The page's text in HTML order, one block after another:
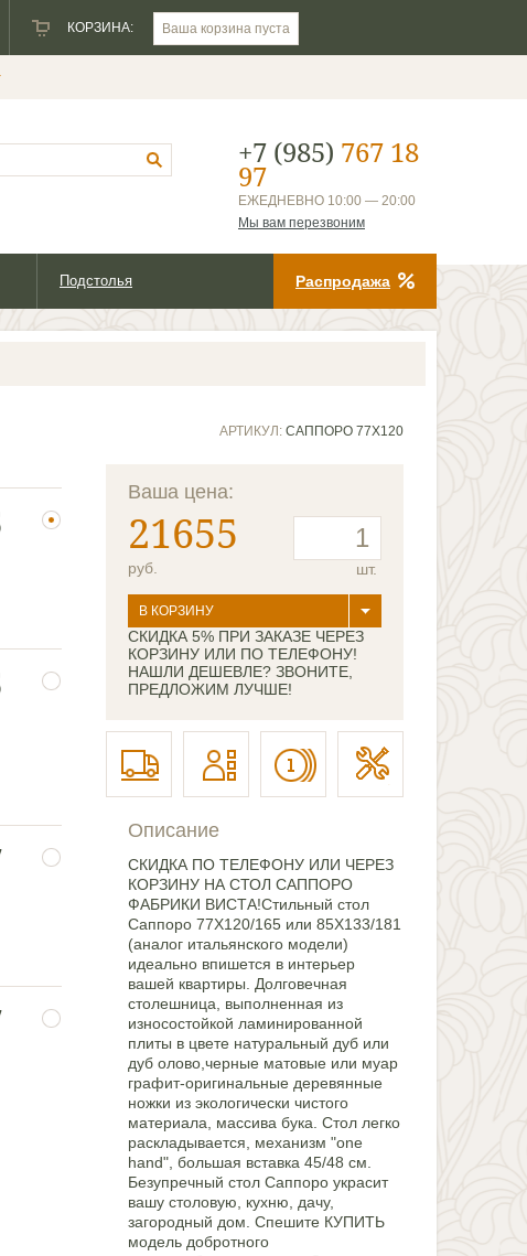
+7 (985) 767 18
97
ЕЖЕДНЕВНО 10:00 — 20:00
Мы вам перезвоним
Подстолья Распродажа
АРТИКУЛ: САППОРО 77Х120
Ваша цена:
21655
руб. шт.
В КОРЗИНУ
СКИДКА 5% ПРИ ЗАКАЗЕ ЧЕРЕЗ
КОРЗИНУ ИЛИ ПО ТЕЛЕФОНУ!
НАШЛИ ДЕШЕВЛЕ? ЗВОНИТЕ,
ПРЕДЛОЖИМ ЛУЧШЕ!
Описание
СКИДКА ПО ТЕЛЕФОНУ ИЛИ ЧЕРЕЗ
КОРЗИНУ НА СТОЛ САППОРО
ФАБРИКИ ВИСТА!Стильный стол
Саппоро 77Х120/165 или 85Х133/181
(аналог итальянского модели)
идеально впишется в интерьер
вашей квартиры. Долговечная
столешница, выполненная из
износостойкой ламинированной
плиты в цвете натуральный дуб или
дуб олово,черные матовые или муар
графит-оригинальные деревянные
ножки из экологически чистого
материала, массива бука. Стол легко
раскладывается, механизм "one
hand", большая вставка 45/48 см.
Безупречный стол Саппоро украсит
вашу столовую, кухню, дачу,
загородный дом. Спешите КУПИТЬ
модель добротного
КОРЗИНА: Ваша корзина пуста